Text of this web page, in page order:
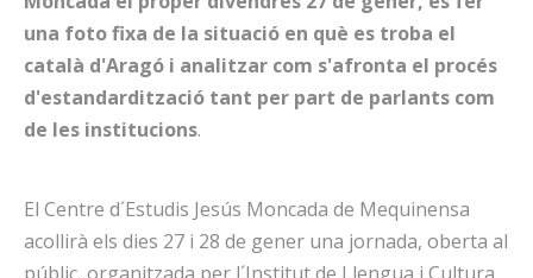
una foto fixa de la situació en què es troba el
català d'Aragó i analitzar com s'afronta el procés
d'estandardització tant per part de parlants com
de les institucions.
El Centre d´Estudis Jesús Moncada de Mequinensa
acollirà els dies 27 i 28 de gener una jornada, oberta al